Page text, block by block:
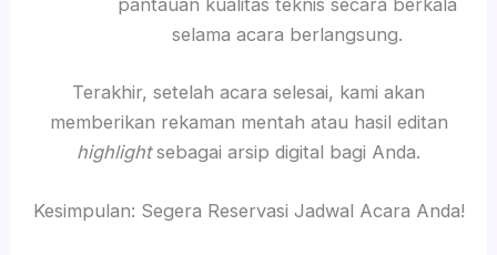
pantauan kualitas teknis secara berkala
selama acara berlangsung.
Terakhir, setelah acara selesai, kami akan
memberikan rekaman mentah atau hasil editan
highlightsebagai arsip digital bagi Anda.
Kesimpulan: Segera Reservasi Jadwal Acara Anda!